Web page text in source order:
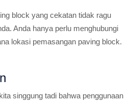
block yang cekatan tidak ragu
Anda hanya perlu menghubungi
lokasi pemasangan paving block.
singgung tadi bahwa penggunaan